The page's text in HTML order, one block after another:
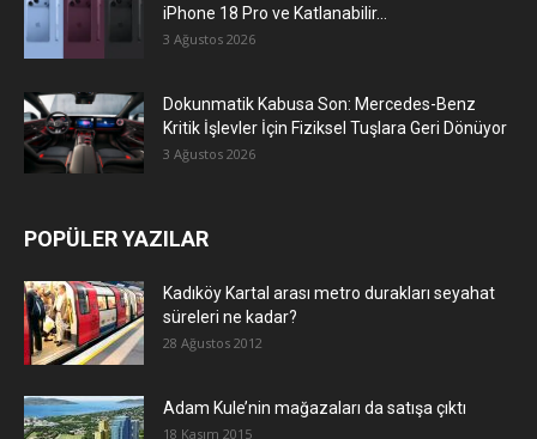
iPhone 18 Pro ve Katlanabilir...
3 Ağustos 2026
Dokunmatik Kabusa Son: Mercedes-Benz
Kritik İşlevler İçin Fiziksel Tuşlara Geri Dönüyor
3 Ağustos 2026
POPÜLER YAZILAR
Kadıköy Kartal arası metro durakları seyahat
süreleri ne kadar?
28 Ağustos 2012
Adam Kule’nin mağazaları da satışa çıktı
18 Kasım 2015